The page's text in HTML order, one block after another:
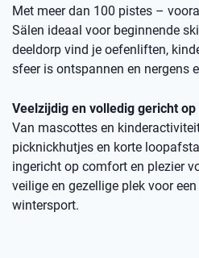
Met meer dan 100 pistes –
Sälen ideaal voor beginnende
deeldorp vind je oefenliften,
sfeer is ontspannen en nergens
Veelzijdig en volledig gericht
Van mascottes en
picknickhutjes en korte
ingericht op comfort en plezier
veilige en gezellige plek voor
wintersport.